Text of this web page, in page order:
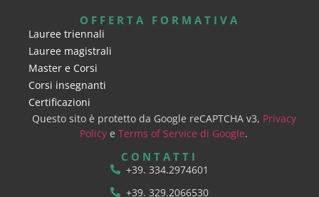
OFFERTA FORMATIVA
Lauree triennali
Lauree magistrali
Master e Corsi
Corsi insegnanti
Certificazioni
Questo sito è protetto da Google reCAPTCHA v3, Privacy
Policy e Terms of Service di Google.
CONTATTI
+39. 334.2974601
+39. 329.2066530